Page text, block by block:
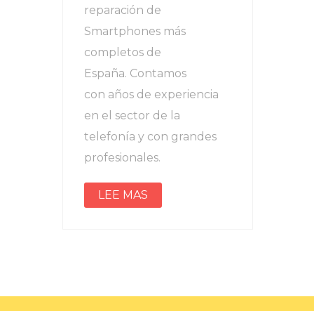
reparación de
Smartphones más
completos de
España. Contamos
con años de experiencia
en el sector de la
telefonía y con grandes
profesionales.
LEE MAS